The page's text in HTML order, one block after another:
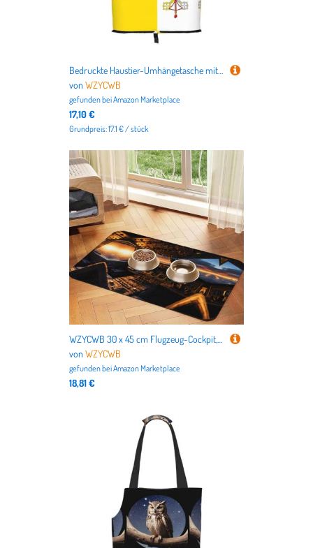
Bedruckte Haustier-Umhängetasche mit Vatikanflagge zum Ausgehen – kleine Hunde und Katzen Doppelzweck-Umhängetasche
vonWZYCWB
gefunden beiAmazon Marketplace
17,10 €
Grundpreis: 17.1 € / stück
WZYCWB 30 x 45 cm Flugzeug-Cockpit, gemustertes Haustier-Tischset, Futternapf-Matte – für Katzen- und Hundenapf-Matten, faltbar und einfach zu verstauen
vonWZYCWB
gefunden beiAmazon Marketplace
18,81 €